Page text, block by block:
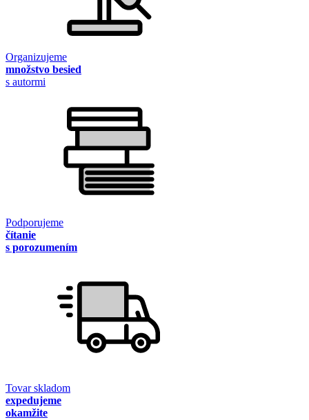
Organizujeme
množstvo besied
s autormi
Podporujeme
čítanie
s porozumením
Tovar skladom
expedujeme
okamžite